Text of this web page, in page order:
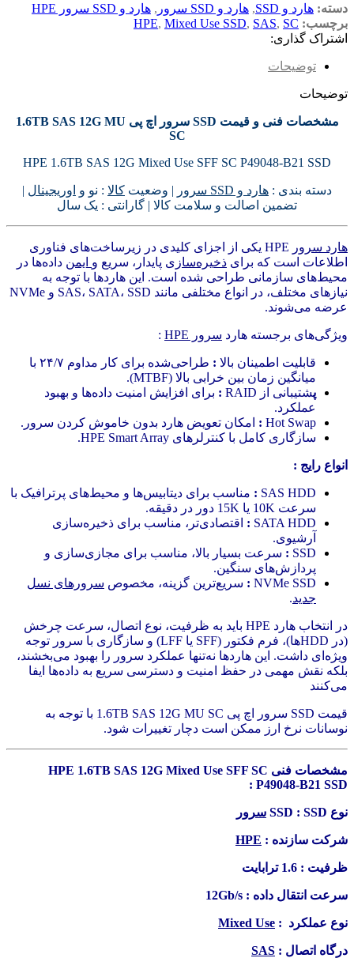
دسته: هارد و SSD , هارد و SSD سرور , هارد و SSD سرور HPE
برچسب:
HPE, Mixed Use SSD, SAS, SC
اشتراک گذاری:
توضیحات
توضیحات
مشخصات فنی و قیمت SSD سرور اچ پی 1.6TB SAS 12G MU
SC
HPE 1.6TB SAS 12G Mixed Use SFF SC P49048-B21 SSD
دسته بندی : هارد و SSD سرور | وضعیت کالا : نو و اوریجینال |
تضمین اصالت و سلامت کالا | گارانتی : یک سال
هارد سرور
HPE یکی از اجزای کلیدی در زیرساخت‌های فناوری
اطلاعات است که برای ذخیره‌سازی پایدار، سریع و ایمن داده‌ها در
محیط‌های سازمانی طراحی شده است. این هاردها با توجه به
نیازهای مختلف، در انواع مختلفی مانند SAS، SATA، SSD و NVMe
عرضه می‌شوند.
ویژگی‌های برجسته هارد سرور HPE :
قابلیت اطمینان بالا :
طراحی‌شده برای کار مداوم ۲۴/۷ با
میانگین زمان بین خرابی بالا (MTBF).
پشتیبانی از RAID : برای افزایش امنیت داده‌ها و بهبود
عملکرد.
Hot Swap
: امکان تعویض هارد بدون خاموش کردن سرور.
سازگاری کامل با کنترلرهای HPE Smart Array.
انواع رایج :
SAS HDD
: مناسب برای دیتابیس‌ها و محیط‌های پرترافیک با
سرعت 10K یا 15K دور در دقیقه.
SATA HDD
: اقتصادی‌تر، مناسب برای ذخیره‌سازی
آرشیوی.
SSD
: سرعت بسیار بالا، مناسب برای مجازی‌سازی و
پردازش‌های سنگین.
NVMe SSD
: سریع‌ترین گزینه، مخصوص سرورهای نسل
جدید.
در انتخاب هارد HPE باید به ظرفیت، نوع اتصال، سرعت چرخش
(در HDDها)، فرم فکتور (SFF یا LFF) و سازگاری با سرور توجه
ویژه‌ای داشت. این هاردها نه‌تنها عملکرد سرور را بهبود می‌بخشند،
بلکه نقش مهمی در حفظ امنیت و دسترسی سریع به داده‌ها ایفا
می‌کنند
قیمت SSD سرور اچ پی 1.6TB SAS 12G MU SC با توجه به
نوسانات نرخ ارز ممکن است دچار تغییرات شود.
مشخصات فنی HPE 1.6TB SAS 12G Mixed Use SFF SC
P49048-B21 SSD :
نوع SSD : SSD سرور
شرکت سازنده : HPE
ظرفیت : 1.6 ترابایت
سرعت انتقال داده : 12Gb/s
نوع عملکرد : Mixed Use
درگاه اتصال : SAS